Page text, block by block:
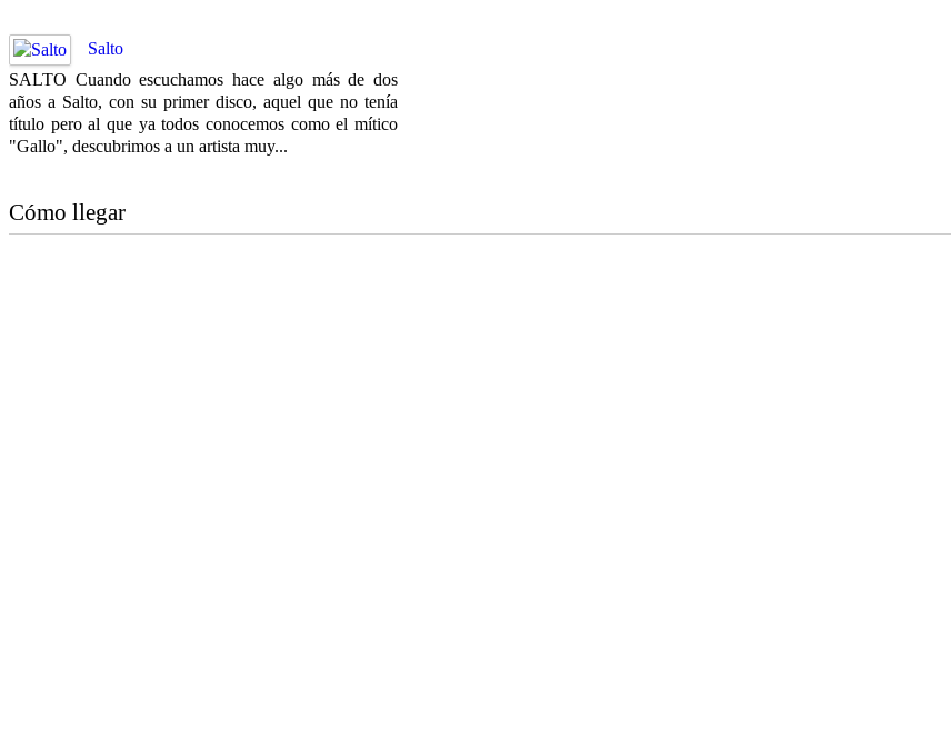
Salto
SALTO Cuando escuchamos hace algo más de dos
años a Salto, con su primer disco, aquel que no tenía
título pero al que ya todos conocemos como el mítico
"Gallo", descubrimos a un artista muy...
Cómo llegar